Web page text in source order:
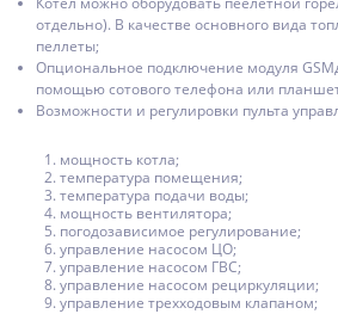
отдельно). В качестве основного вида
пеллеты;
Опциональное подключение модуля
помощью сотового телефона или
Возможности и регулировки пульта
мощность котла;
температура помещения;
температура подачи воды;
мощность вентилятора;
погодозависимое регулирование;
управление насосом ЦО;
управление насосом ГВС;
управление насосом рециркуляции;
управление трехходовым клапаном;